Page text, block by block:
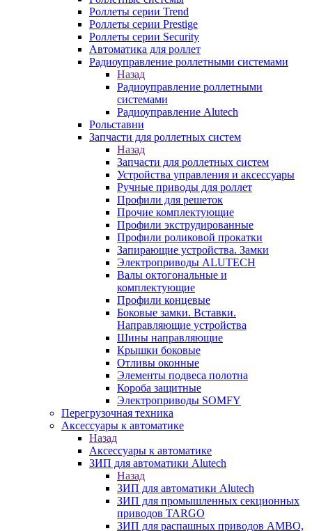
Роллеты серии Trend
Роллеты серии Prestige
Роллеты серии Security
Автоматика для роллет
Радиоуправление роллетными системами
Назад
Радиоуправление роллетными
системами
Радиоуправление Alutech
Рольставни
Запчасти для роллетных систем
Назад
Запчасти для роллетных систем
Устройства управления и аксессуары
Ручные приводы для роллет
Профили для решеток
Прочие комплектующие
Профили экструдированные
Профили роликовой прокатки
Запирающие устройства. Замки
Электроприводы ALUTECH
Валы октогональные и
комплектующие
Профили концевые
Боковые замки. Вставки.
Направляющие устройства
Шины направляющие
Крышки боковые
Отливы оконные
Элементы подвеса полотна
Короба защитные
Электроприводы SOMFY
Перегрузочная техника
Аксессуары к автоматике
Назад
Аксессуары к автоматике
ЗИП для автоматики Alutech
Назад
ЗИП для автоматики Alutech
ЗИП для промышленных секционных
приводов TARGO
ЗИП для распашных приводов AMBO,